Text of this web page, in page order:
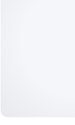
二手
要匹
料。
记住
标、